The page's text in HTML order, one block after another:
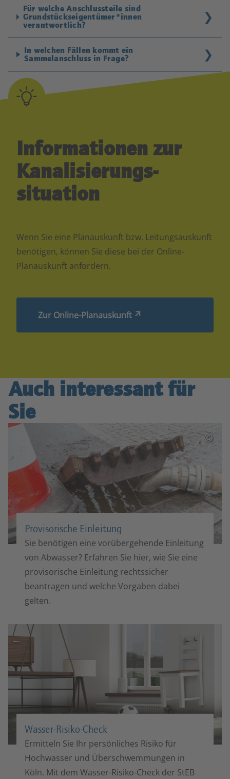
Für welche Anschluss­teile sind
Grundstückseigentümer*innen
verantwortlich?
In welchen Fällen kommt ein
Sammelanschluss in Frage?
Informationen zur
Kanalisierungs­
situation
Wenn Sie eine Planauskunft bzw. Leitungsauskunft
benötigen, können Sie diese bei der Online-
Planauskunft anfordern.
Zur Online-Planauskunft
Auch interessant für
Sie
©
Provisorische Einleitung
Sie benötigen eine vorübergehende Einleitung
von Abwasser? Erfahren Sie hier, wie Sie eine
provisorische Einleitung rechtssicher
beantragen und welche Vorgaben dabei
gelten.
Wasser-Risiko-Check
Ermitteln Sie Ihr persönliches Risiko für
Hochwasser und Überschwemmungen in
Köln. Mit dem Wasser-Risiko-Check der StEB